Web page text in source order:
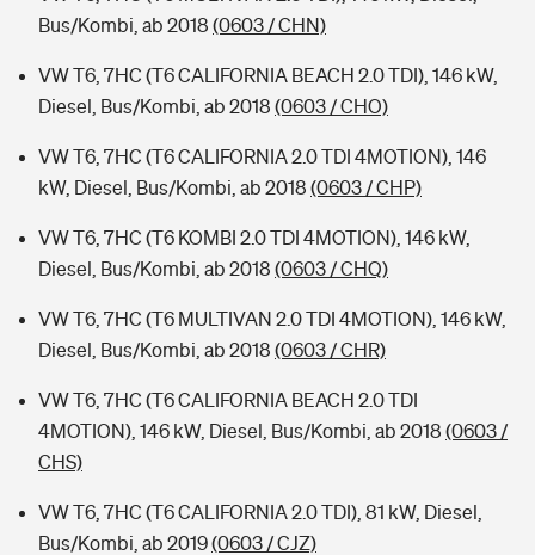
Bus/Kombi, ab 2018 (0603 / CHN)
VW T6, 7HC (T6 CALIFORNIA BEACH 2.0 TDI), 146 kW,
Diesel, Bus/Kombi, ab 2018 (0603 / CHO)
VW T6, 7HC (T6 CALIFORNIA 2.0 TDI 4MOTION), 146
kW, Diesel, Bus/Kombi, ab 2018 (0603 / CHP)
VW T6, 7HC (T6 KOMBI 2.0 TDI 4MOTION), 146 kW,
Diesel, Bus/Kombi, ab 2018 (0603 / CHQ)
VW T6, 7HC (T6 MULTIVAN 2.0 TDI 4MOTION), 146 kW,
Diesel, Bus/Kombi, ab 2018 (0603 / CHR)
VW T6, 7HC (T6 CALIFORNIA BEACH 2.0 TDI
4MOTION), 146 kW, Diesel, Bus/Kombi, ab 2018 (0603 /
CHS)
VW T6, 7HC (T6 CALIFORNIA 2.0 TDI), 81 kW, Diesel,
Bus/Kombi, ab 2019(0603 / CJZ)